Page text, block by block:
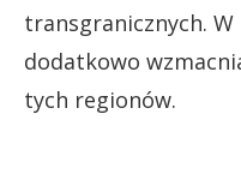
transgranicznych.
dodatkowo
tych regionów.